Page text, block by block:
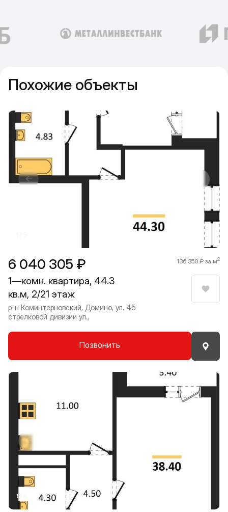
Похожие объекты
6 040 305 ₽ 136 350 ₽ за м2
1—комн. квартира, 44.3
кв.м, 2/21 этаж
р-н Коминтерновский, Домино, ул. 45
стрелковой дивизии ул.,
Позвонить
Прокрутить влево
1 / 8